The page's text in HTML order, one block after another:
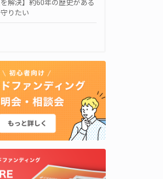
解決】約60年の歴史がある
りたい